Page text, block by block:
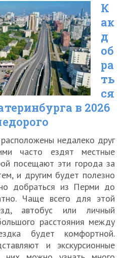
центра
Санкт-
Петербурга
до
Петергофа
в
2026
году
К
ак
д
об
ра
ть
ся
в 2026
недалеко друг
часто ездят местные
посещают эти города за
и другим будет полезно
добраться из Перми до
Чаще всего для этой
автобус или личный
расстояния между
будет комфортной.
и экскурсионные